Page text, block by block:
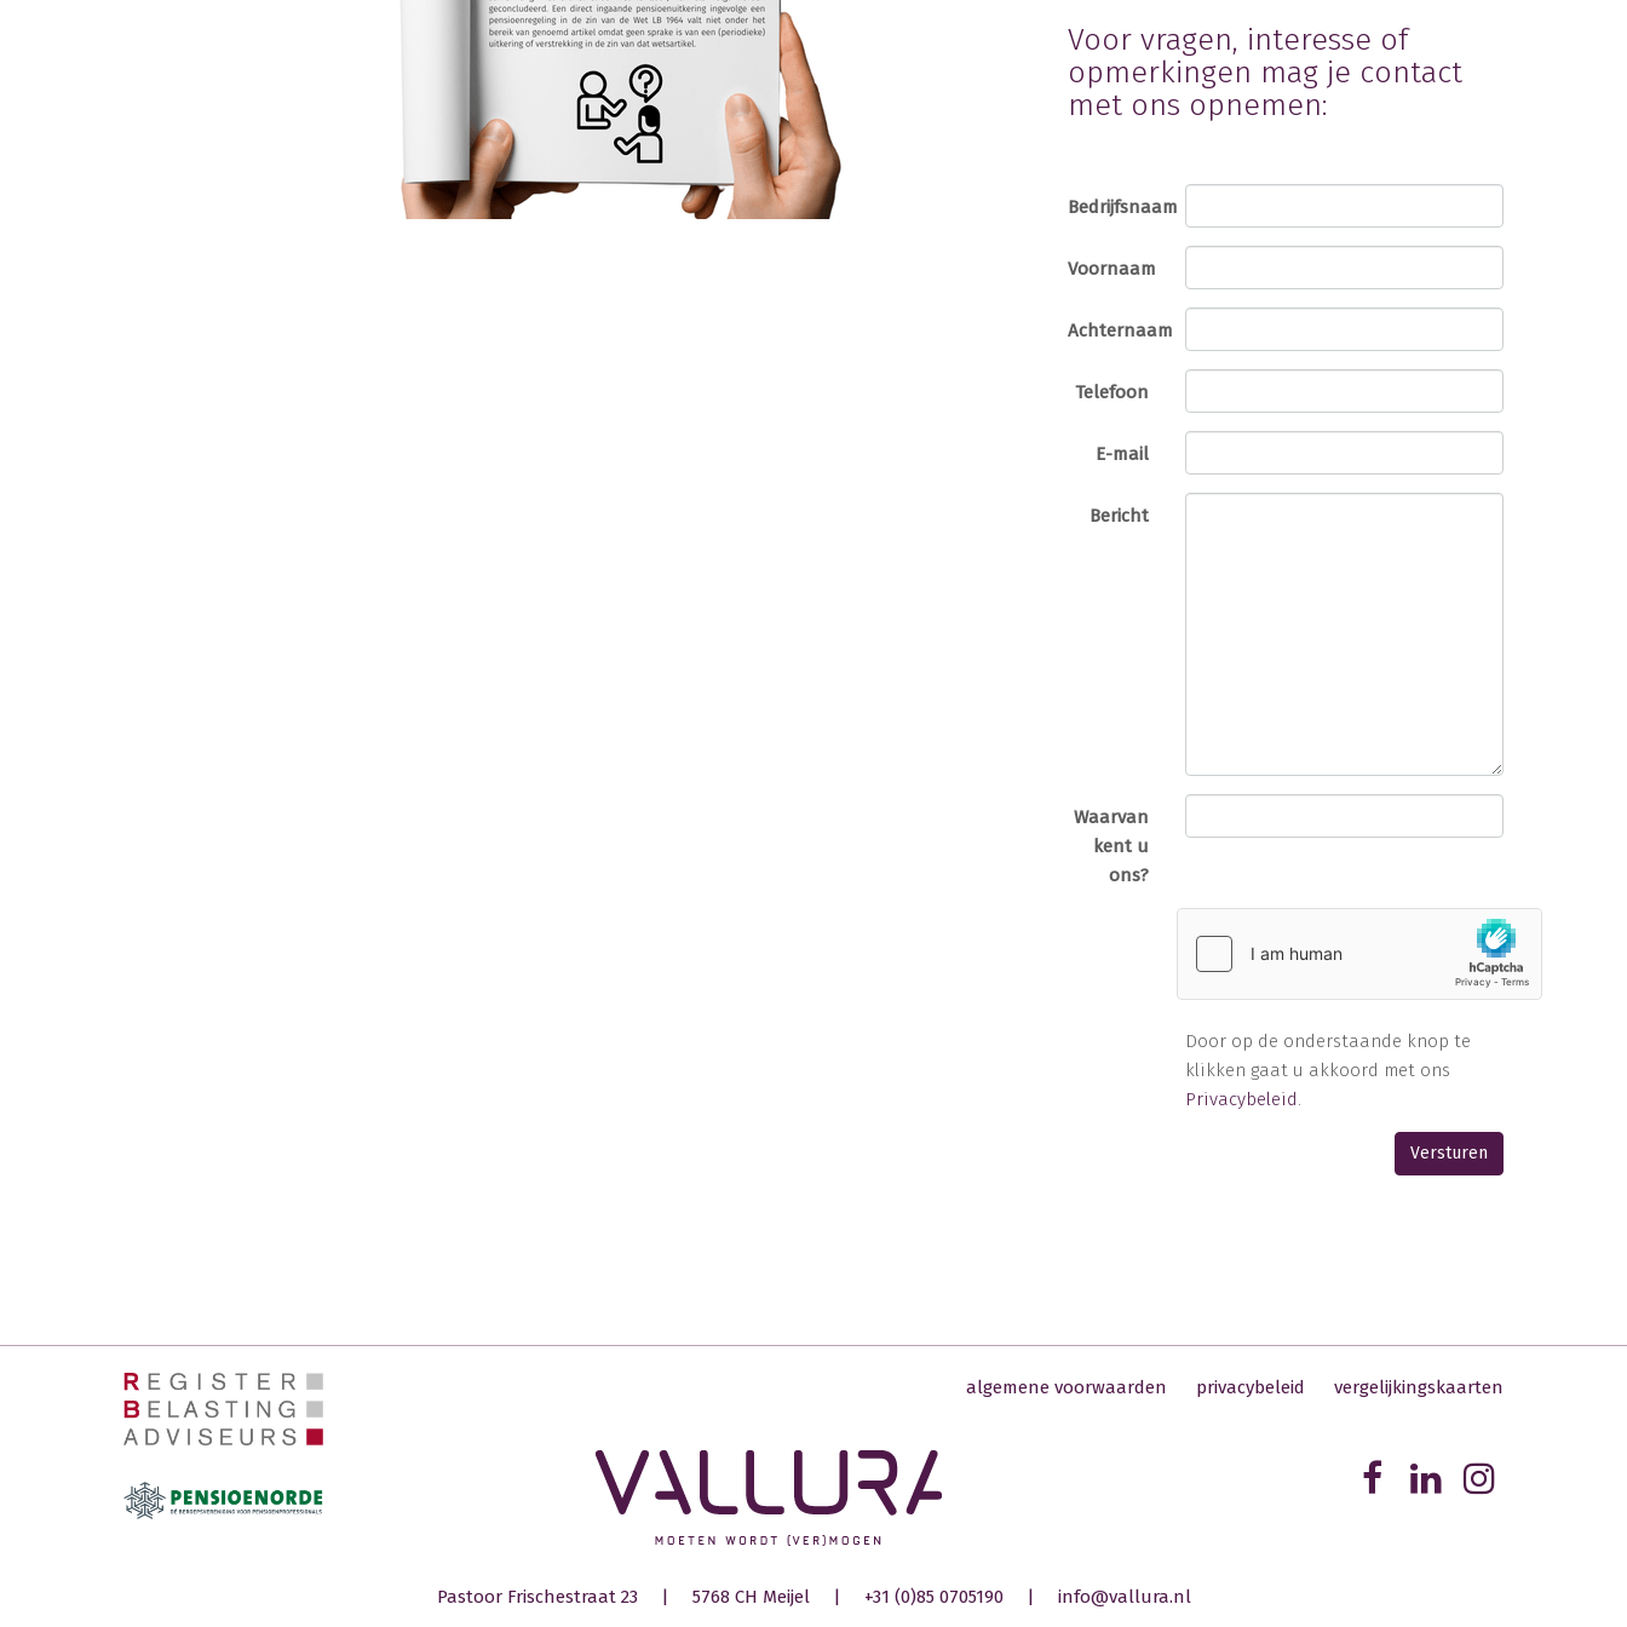
Voor vragen, interesse of
opmerkingen mag je contact
met ons opnemen:
Bedrijfsnaam
Voornaam
Achternaam
Telefoon
E-mail
Bericht
Waarvan
kent u
ons?
Door op de onderstaande knop te
klikken gaat u akkoord met ons
Privacybeleid.
Versturen
algemene voorwaarden privacybeleid vergelijkingskaarten
Pastoor Frischestraat 23 | 5768 CH Meijel | +31 (0)85 0705190 | info@vallura.nl